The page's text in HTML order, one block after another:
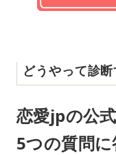
どうやって診断
恋愛jpの公
5つの質問に